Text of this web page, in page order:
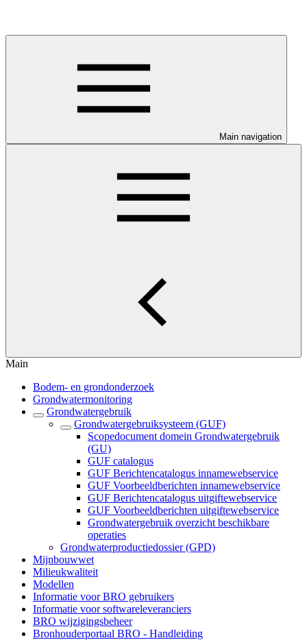
Main navigation
Main
Bodem- en grondonderzoek
Grondwatermonitoring
Grondwatergebruik
Grondwatergebruiksysteem (GUF)
Scopedocument domein Grondwatergebruik
(GU)
GUF catalogus
GUF Berichtencatalogus innamewebservice
GUF Voorbeeldberichten innamewebservice
GUF Berichtencatalogus uitgiftewebservice
GUF Voorbeeldberichten uitgiftewebservice
Grondwatergebruik overzicht beschikbare
operaties
Grondwaterproductiedossier (GPD)
Mijnbouwwet
Milieukwaliteit
Modellen
Informatie voor BRO gebruikers
Informatie voor softwareleveranciers
BRO wijzigingsbeheer
Bronhouderportaal BRO - Handleiding